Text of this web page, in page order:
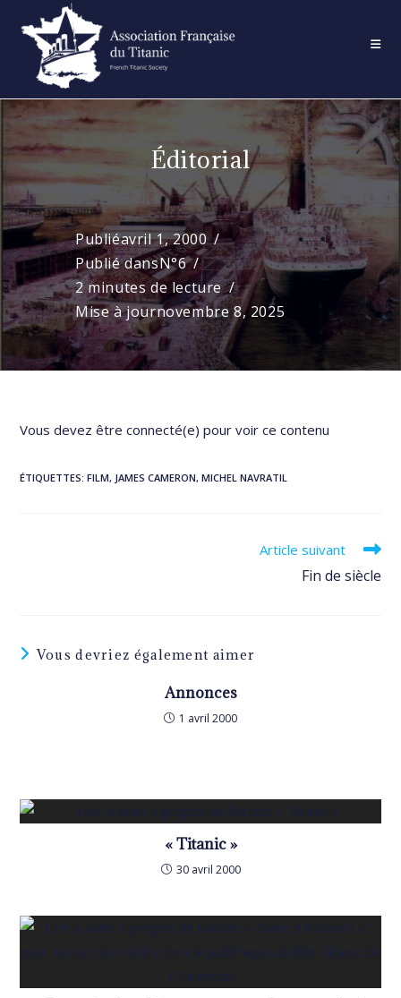
content
Éditorial
Publiéavril 1, 2000
Publié dansN°6
2 minutes de lecture
Mise à journovembre 8, 2025
Vous devez être connecté(e) pour voir ce contenu
ÉTIQUETTES:FILM, JAMES CAMERON, MICHEL NAVRATIL
Article suivant
Fin de siècle
Vous devriez également aimer
Annonces
1 avril 2000
« Titanic »
30 avril 2000